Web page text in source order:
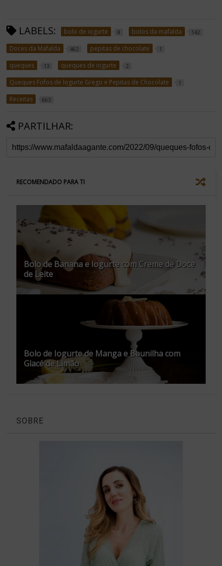
LABELS: bolo de iogurte 8 bolos da mafalda 142
Doces da Mafalda 462 pepitas de chocolate 1
queques 13 queques de iogurte 2
Queques Fofos de Iogurte Grego e Pepitas de Chocolate 1
Receitas 663
PARTILHAR:
RECOMENDADO PARA TI
Bolo de Banana e Iogurte com Creme de Doce
de Leite
Bolo de Iogurte de Manga e Baunilha com
Glacé de Limão
SOBRE